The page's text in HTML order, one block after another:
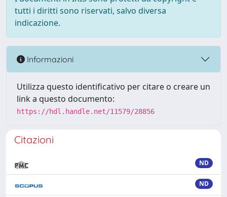
tutti i diritti sono riservati, salvo diversa
indicazione.
Informazioni
Utilizza questo identificativo per citare o creare un
link a questo documento:
https://hdl.handle.net/11579/28856
Citazioni
ND
ND